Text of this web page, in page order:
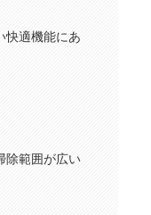
快適機能にあ
除範囲が広い